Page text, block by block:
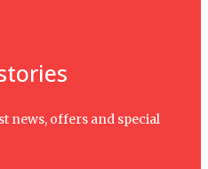
news, offers and special